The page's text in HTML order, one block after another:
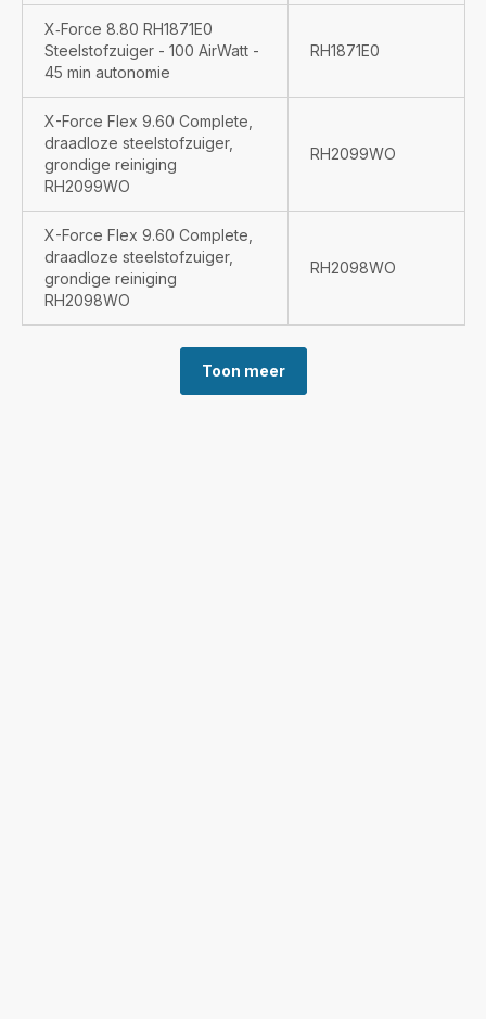
X‑Force 8.80 RH1871E0
Steelstofzuiger - 100 AirWatt -
45 min autonomie
RH1871E0
X-Force Flex 9.60 Complete,
draadloze steelstofzuiger,
grondige reiniging
RH2099WO
RH2099WO
X-Force Flex 9.60 Complete,
draadloze steelstofzuiger,
grondige reiniging
RH2098WO
RH2098WO
Toon meer